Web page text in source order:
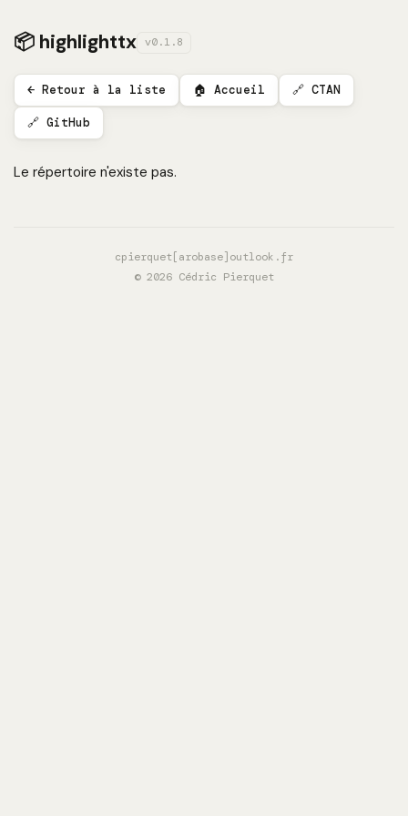
📦 highlighttx v0.1.8
← Retour à la liste 🏠 Accueil 🔗 CTAN
🔗 GitHub
Le répertoire n'existe pas.
cpierquet[arobase]outlook.fr
© 2026 Cédric Pierquet